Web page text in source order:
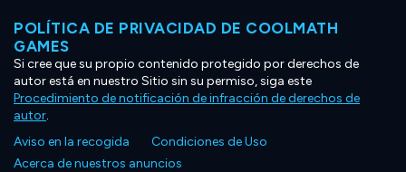
POLÍTICA DE PRIVACIDAD DE COOLMATH
GAMES
Si cree que su propio contenido protegido por derechos de
autor está en nuestro Sitio sin su permiso, siga este
Procedimiento de notificación de infracción de derechos de
autor.
Aviso en la recogida
Condiciones de Uso
Acerca de nuestros anuncios